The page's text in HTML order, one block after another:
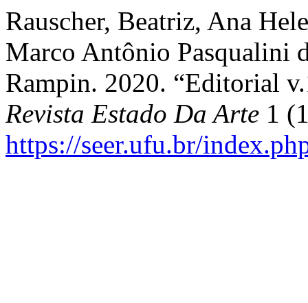
Rauscher, Beatriz, Ana
Marco Antônio Pasqualini
Rampin. 2020. “Editorial
Revista Estado Da Arte 1
https://seer.ufu.br/